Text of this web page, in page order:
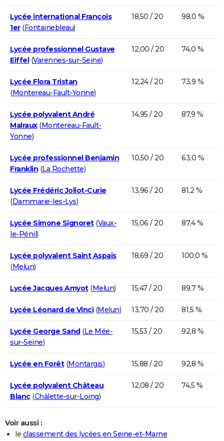
Lycée international François
1er(Fontainebleau)
18,50 / 20 98,0 %
Lycée professionnel Gustave
Eiffel(Varennes-sur-Seine)
12,00 / 20 74,0 %
Lycée Flora Tristan
(Montereau-Fault-Yonne)
12,24 / 20 73,9 %
Lycée polyvalent André
Malraux(Montereau-Fault-
Yonne)
14,95 / 20 87,9 %
Lycée professionnel Benjamin
Franklin (La Rochette)
10,50 / 20 63,0 %
Lycée Frédéric Joliot-Curie
(Dammarie-les-Lys)
13,96 / 20 81,2 %
Lycée Simone Signoret(Vaux-
le-Pénil)
15,06 / 20 87,4 %
Lycée polyvalent Saint Aspais
(Melun)
18,69 / 20 100,0 %
Lycée Jacques Amyot(Melun) 15,47 / 20 89,7 %
Lycée Léonard de Vinci(Melun) 13,70 / 20 81,5 %
Lycée George Sand(Le Mée-
sur-Seine)
15,53 / 20 92,8 %
Lycée en Forêt(Montargis) 15,88 / 20 92,8 %
Lycée polyvalent Château
Blanc(Châlette-sur-Loing)
12,08 / 20 74,5 %
Voir aussi :
le classement des lycées en Seine-et-Marne